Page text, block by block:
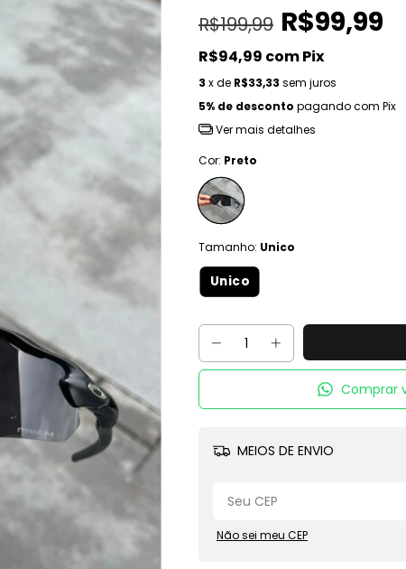
R$199,99 R$99,99
R$94,99 comPix
3 x de R$33,33 sem juros
5% de desconto pagando com Pix
Ver mais detalhes
Cor: Preto
Tamanho: Unico
Unico
Comprar
MEIOS DE ENVIO
Não sei meu CEP